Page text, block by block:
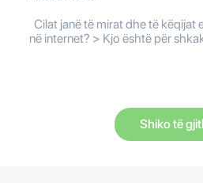
Cilat janë të mirat dhe të këqijat
në internet? > Kjo është për
Shiko të